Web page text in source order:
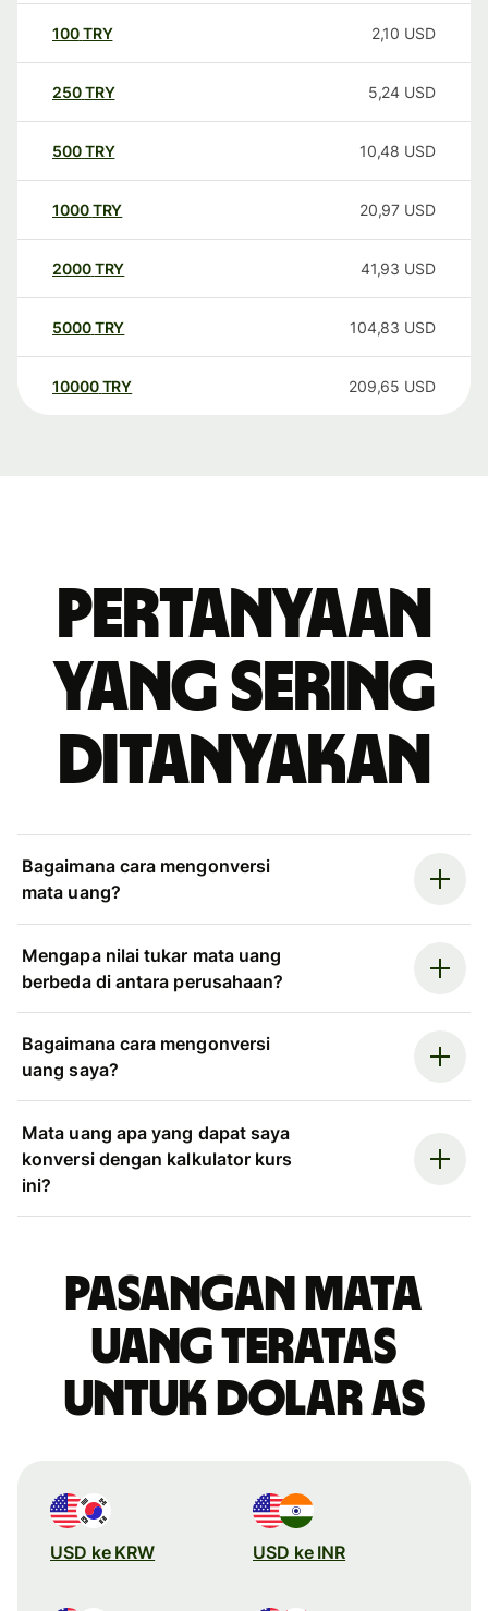
100TRY 2,10 USD
250TRY 5,24 USD
500TRY 10,48 USD
1000TRY 20,97 USD
2000TRY 41,93 USD
5000TRY 104,83 USD
10000 TRY 209,65 USD
Pertanyaan
yang sering
ditanyakan
Bagaimana cara mengonversi
mata uang?
Mengapa nilai tukar mata uang
berbeda di antara perusahaan?
Bagaimana cara mengonversi
uang saya?
Mata uang apa yang dapat saya
konversi dengan kalkulator kurs
ini?
Pasangan mata
uang teratas
untuk dolar AS
USD ke KRW USD ke INR